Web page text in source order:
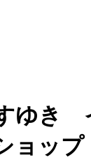
ゆき
ョップ